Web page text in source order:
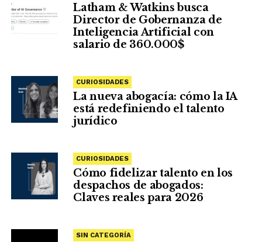
Latham & Watkins busca
Director de Gobernanza de
Inteligencia Artificial con
salario de 360.000$
CURIOSIDADES
La nueva abogacía: cómo la IA
está redefiniendo el talento
jurídico
CURIOSIDADES
Cómo fidelizar talento en los
despachos de abogados:
Claves reales para 2026
SIN CATEGORÍA